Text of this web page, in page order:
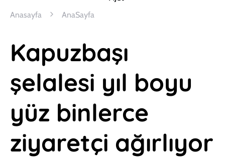
Anasayfa AnaSayfa
Kapuzbaşı
şelalesi yıl boyu
yüz binlerce
ziyaretçi ağırlıyor